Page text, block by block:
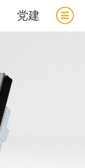
党建